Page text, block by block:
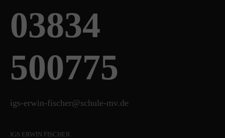
03834
500775
igs-erwin-fischer@schule-mv.de
IGS ERWIN FISCHER